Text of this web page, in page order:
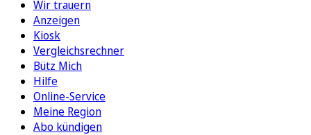
Wir trauern
Anzeigen
Kiosk
Vergleichsrechner
Bütz Mich
Hilfe
Online-Service
Meine Region
Abo kündigen